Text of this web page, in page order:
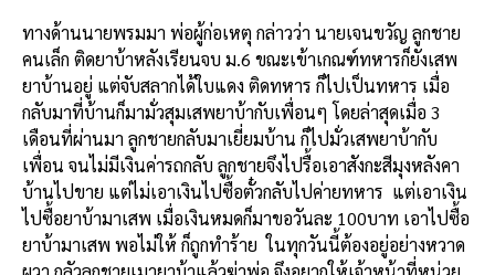
ทางด้านนายพรมมา พ่อผู้ก่อเหตุ กล่าวว่า นายเจนขวัญ ลูกชาย
คนเล็ก ติดยาบ้าหลังเรียนจบ ม.6 ขณะเข้าเกณฑ์ทหารก็ยังเสพ
ยาบ้านอยู่ แต่จับสลากได้ใบแดง ติดทหาร ก็ไปเป็นทหาร เมื่อ
กลับมาที่บ้านก็มามั่วสุมเสพยาบ้ากับเพื่อนๆ โดยล่าสุดเมื่อ 3
เดือนที่ผ่านมา ลูกชายกลับมาเยี่ยมบ้าน ก็ไปมั่วเสพยาบ้ากับ
เพื่อน จนไม่มีเงินค่ารถกลับ ลูกชายจึงไปรื้อเอาสังกะสีมุงหลังคา
บ้านไปขาย แต่ไม่เอาเงินไปซื้อตั๋วกลับไปค่ายทหาร แต่เอาเงิน
ไปซื้อยาบ้ามาเสพ เมื่อเงินหมดก็มาขอวันละ 100บาท เอาไปซื้อ
ยาบ้ามาเสพ พอไม่ให้ ก็ถูกทำร้าย ในทุกวันนี้ต้องอยู่อย่างหวาด